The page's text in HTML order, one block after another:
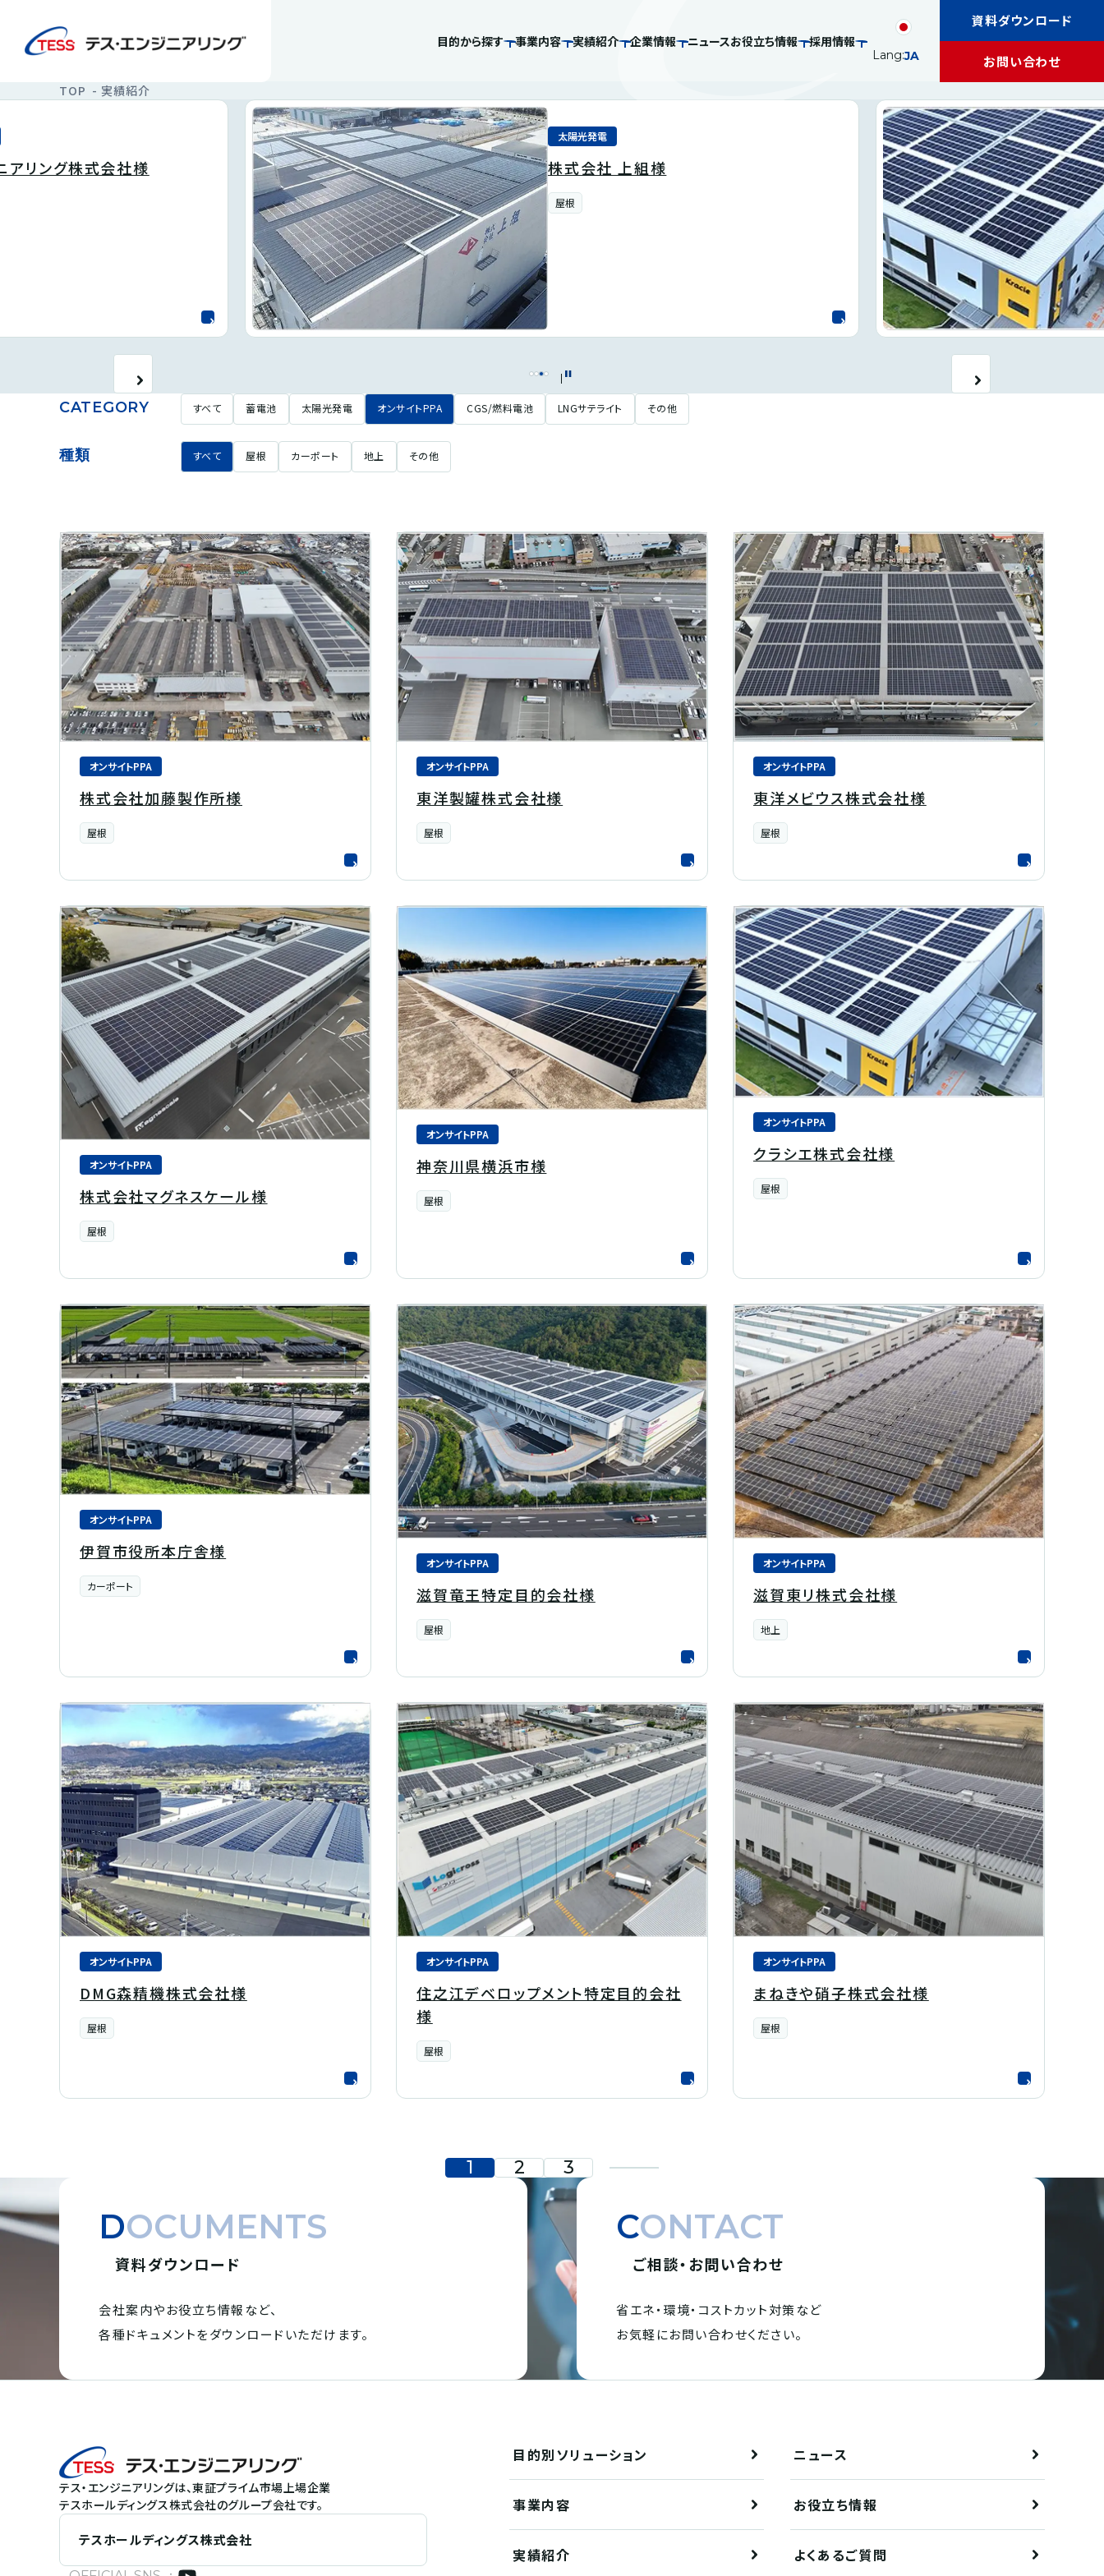
目的から探す 事業内容 実績紹介 企業情報 ニュースお役立ち情報 採用情報
資料ダウンロード
お問い合わせ
Lang:JA
CASES
TOP 実績紹介
アリング株式会社様
太陽光発電
株式会社 上組様
屋根
CATEGORY すべて 蓄電池 太陽光発電 オンサイトPPA CGS/燃料電池 LNGサテライト その他
種類 すべて 屋根 カーポート 地上 その他
オンサイトPPA
株式会社加藤製作所様
屋根
オンサイトPPA
東洋製罐株式会社様
屋根
オンサイトPPA
東洋メビウス株式会社様
屋根
オンサイトPPA
株式会社マグネスケール様
屋根
オンサイトPPA
神奈川県横浜市様
屋根
オンサイトPPA
クラシエ株式会社様
屋根
オンサイトPPA
伊賀市役所本庁舎様
カーポート
オンサイトPPA
滋賀竜王特定目的会社様
屋根
オンサイトPPA
滋賀東リ株式会社様
地上
オンサイトPPA
DMG森精機株式会社様
屋根
オンサイトPPA
住之江デベロップメント特定目的会社
様
屋根
オンサイトPPA
まねきや硝子株式会社様
屋根
1 2 3
DOCUMENTS
資料ダウンロード
会社案内やお役立ち情報など、
各種ドキュメントをダウンロードいただけます。
CONTACT
ご相談・お問い合わせ
省エネ・環境・ コストカット対策など
お気軽にお問い合わせください。
テス・エンジニアリングは、東証プライム市場上場企業
テスホールディングス株式会社のグループ会社です。
テスホールディングス株式会社
目的別ソリューション ニュース
事業内容 お役立ち情報
実績紹介 よくあるご質問